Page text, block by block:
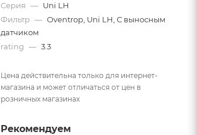
Серия — Uni LH
Фильтр — Oventrop, Uni LH, С выносным
датчиком
rating — 3.3
Цена действительна только для интернет-
магазина и может отличаться от цен в
розничных магазинах
Рекомендуем